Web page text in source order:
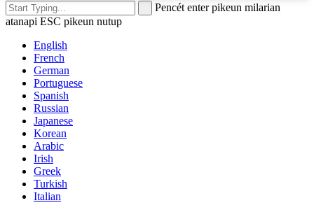
Pencét enter pikeun milarian
atanapi ESC pikeun nutup
English
French
German
Portuguese
Spanish
Russian
Japanese
Korean
Arabic
Irish
Greek
Turkish
Italian